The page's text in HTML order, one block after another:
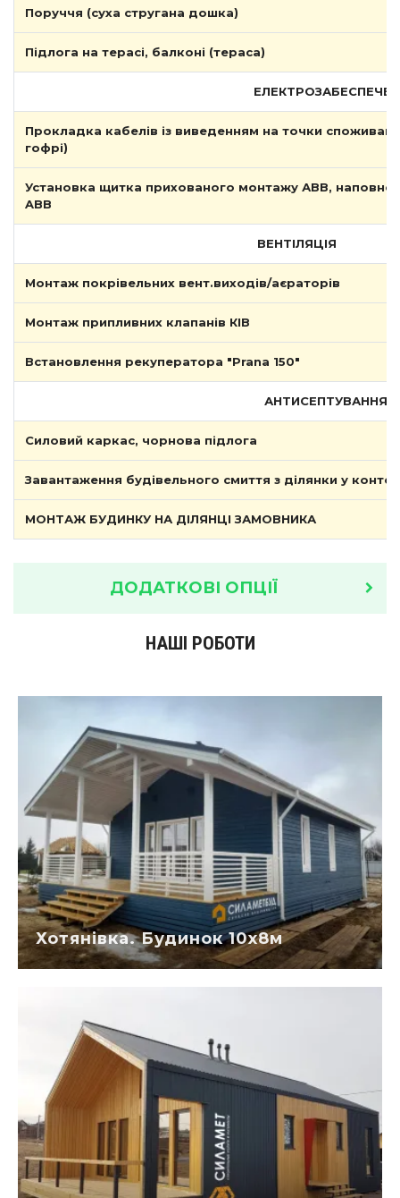
Поруччя (суха стругана дошка)
Підлога на терасі, балконі (тераса)
Прокладка кабелів із виведенням на точки
гофрі)
Установка щитка прихованого монтажу АВВ,
ABB
ВЕНТІЛЯЦІЯ
Монтаж покрівельних вент.виходів/аєраторів
Монтаж припливних клапанів КІВ
Встановлення рекуператора "Prana 150"
АНТИСЕПТУВАННЯ,
Силовий каркас, чорнова підлога
Завантаження будівельного смиття з ділянки у
МОНТАЖ БУДИНКУ НА ДІЛЯНЦІ ЗАМОВНИКА
ДОДАТКОВІ ОПЦІЇ
НАШІ РОБОТИ
Хотянівка. Будинок 10х8м